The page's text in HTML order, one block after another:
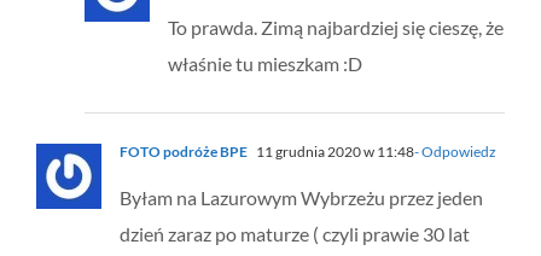
To prawda. Zimą najbardziej się cieszę, że
właśnie tu mieszkam :D
FOTO podróże BPE 11 grudnia 2020 w 11:48- Odpowiedz
Byłam na Lazurowym Wybrzeżu przez jeden
dzień zaraz po maturze ( czyli prawie 30 lat